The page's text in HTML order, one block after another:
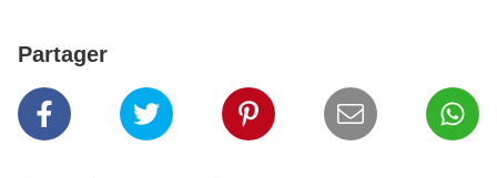
Partager